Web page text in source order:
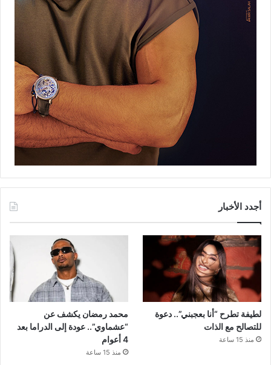
أجدد الأخبار
لطيفة تطرح “أنا بعجبني”.. دعوة
للتصالح مع الذات
منذ 15 ساعة
محمد رمضان يكشف عن
“عشماوي”.. عودة إلى الدراما بعد
4 أعوام
منذ 15 ساعة